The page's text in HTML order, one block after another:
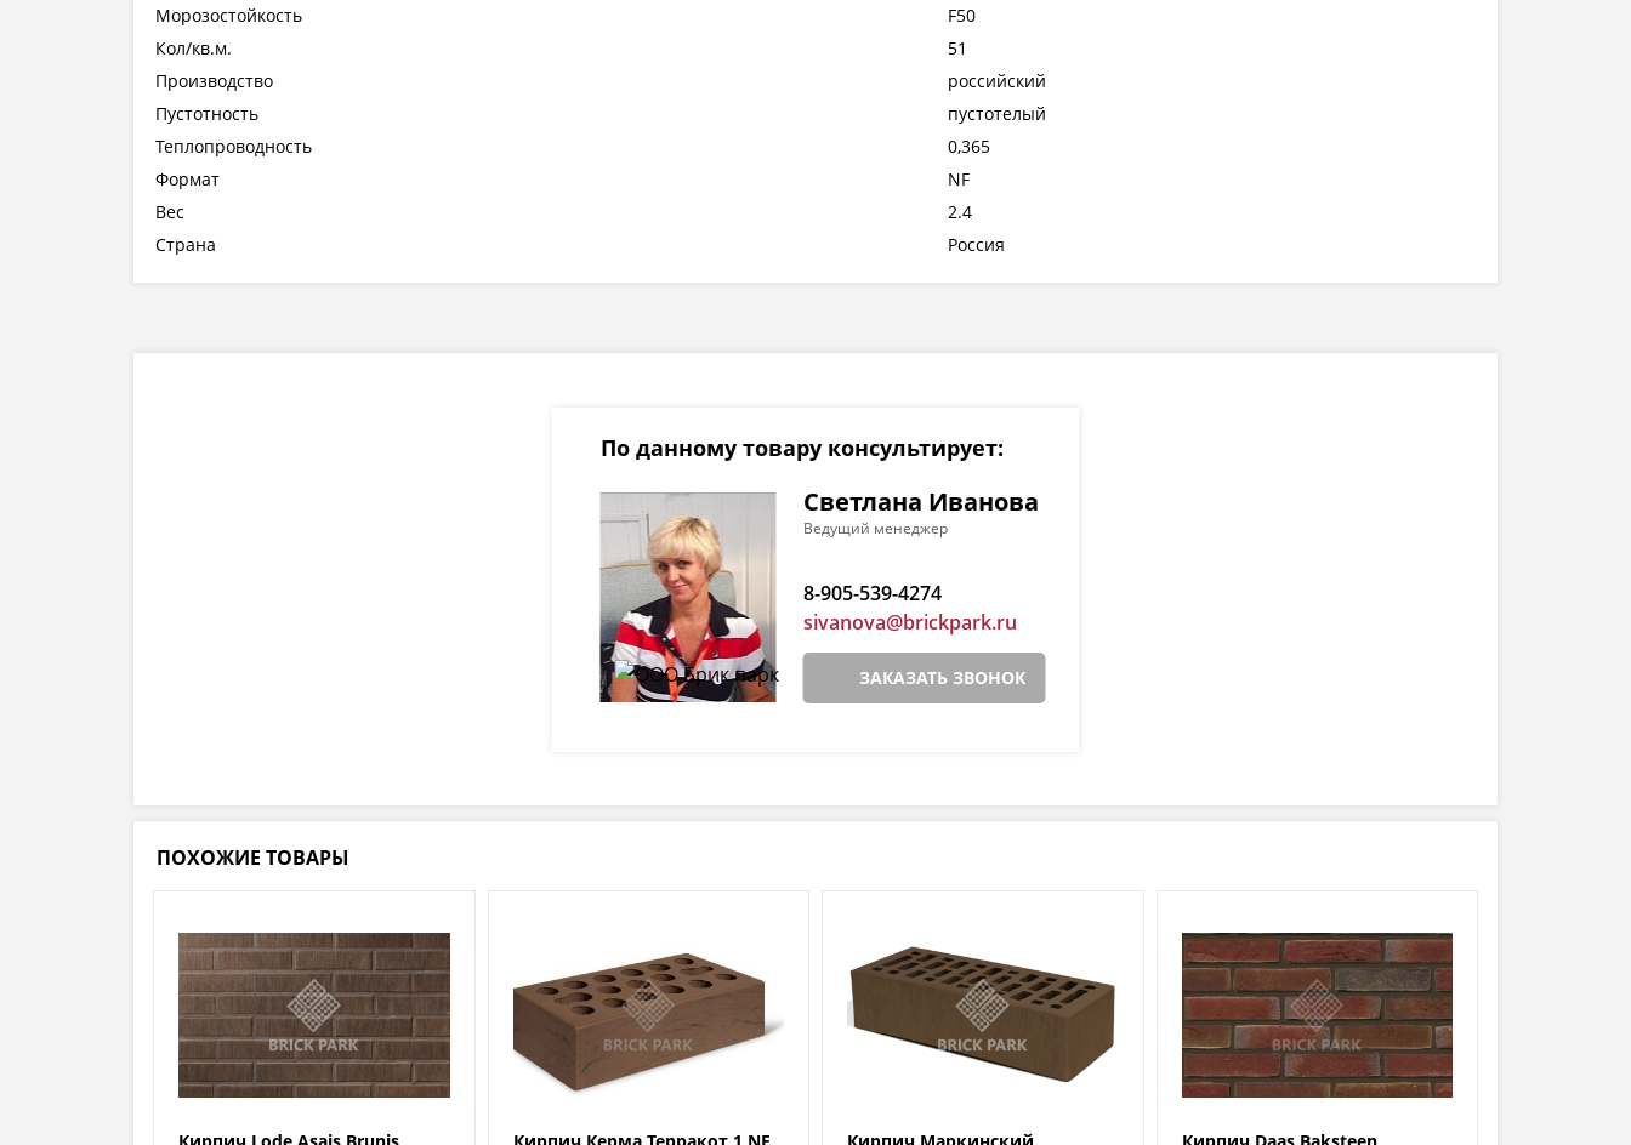
Морозостойкость
F50
Кол/кв.м.
51
Производство
российский
Пустотность
пустотелый
Теплопроводность
0,365
Формат
NF
Вес
2.4
Страна
Россия
По данному товару консультирует:
Светлана Иванова
Ведущий менеджер
8-905-539-4274
sivanova@brickpark.ru
ЗАКАЗАТЬ ЗВОНОК
ПОХОЖИЕ ТОВАРЫ